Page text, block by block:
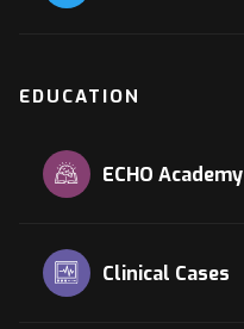
EDUCATION
ECHO Academy
Clinical Cases